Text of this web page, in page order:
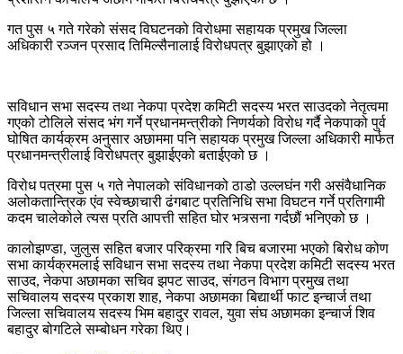
गत पुस ५ गते गरेको संसद विघटनको विरोधमा सहायक प्रमुख जिल्ला
अधिकारी रञ्जन प्रसाद तिमिल्सैनालाई विरोधपत्र बुझाएको हो ।
सविधान सभा सदस्य तथा नेकपा प्रदेश कमिटी सदस्य भरत साउदको नेतृत्वमा
गएको टोलिले संसद भंग गर्ने प्रधानमन्त्रीको निणर्यको विरोध गर्दै नेकपाको पुर्व
घोषित कार्यक्रम अनुसार अछाममा पनि सहायक प्रमुख जिल्ला अधिकारी मार्फत
प्रधानमन्त्रीलाई विरोधपत्र बुझाईएको बताईएको छ ।
विरोध पत्रमा पुस ५ गते नेपालको संविधानको ठाडो उल्लघंन गरी असंवैधानिक
अलोकतान्त्रिक एंव स्वेच्छाचारी ढंगबाट प्रतिनिधि सभा विघटन गर्ने प्रतिगामी
कदम चालेकोले त्यस प्रति आपत्ती सहित घोर भत्र्सना गर्दछौं भनिएको छ ।
कालोझण्डा, जुलुस सहित बजार परिक्रमा गरि बिच बजारमा भएको बिरोध कोण
सभा कार्यक्रमलाई सविधान सभा सदस्य तथा नेकपा प्रदेश कमिटी सदस्य भरत
साउद, नेकपा अछामका सचिव झपट साउद, संगठन विभाग प्रमुख तथा
सचिवालय सदस्य प्रकाश शाह, नेकपा अछामका बिद्यार्थी फाट इन्चार्ज तथा
जिल्ला सचिवालय सदस्य भिम बहादुर रावल, युवा संघ अछामका इन्चार्ज शिव
बहादुर बोगटिले सम्बोधन गरेका थिए।